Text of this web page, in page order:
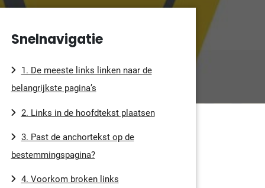
Snelnavigatie
1. De meeste links linken naar de
belangrijkste pagina’s
2. Links in de hoofdtekst plaatsen
3. Past de anchortekst op de
bestemmingspagina?
4. Voorkom broken links